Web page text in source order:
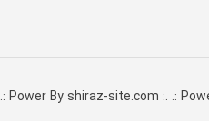
.: Power By shiraz-site.com :. .: